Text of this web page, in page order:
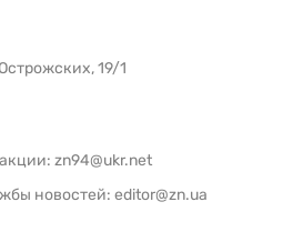
19/1
zn94@ukr.net
новостей: editor@zn.ua